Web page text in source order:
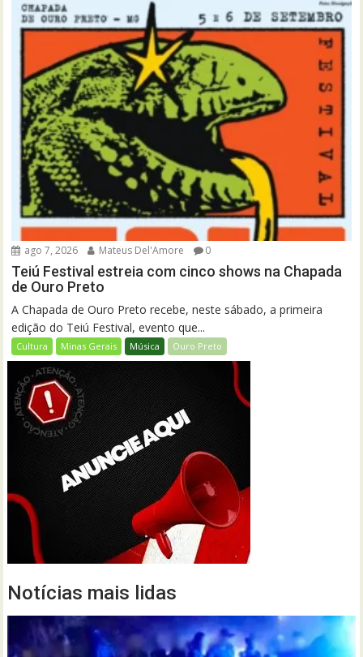
ago 7, 2026 Mateus Del'Amore 0
Teiú Festival estreia com cinco shows na Chapada
de Ouro Preto
A Chapada de Ouro Preto recebe, neste sábado, a primeira
edição do Teiú Festival, evento que...
Cultura Minas Gerais Música Ouro Preto
Notícias mais lidas